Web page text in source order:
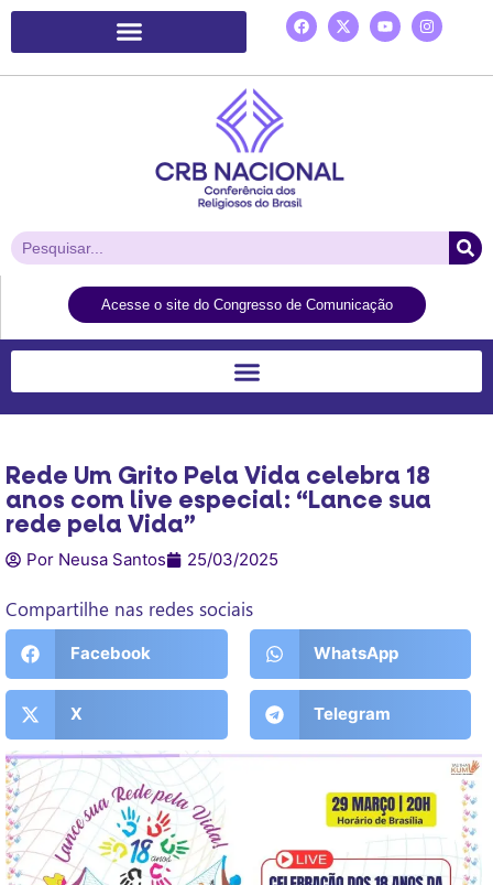
Acesse o site do Congresso de Comunicação
Rede Um Grito Pela Vida celebra 18
anos com live especial: “Lance sua
rede pela Vida”
Por Neusa Santos 25/03/2025
Compartilhe nas redes sociais
Facebook WhatsApp
X Telegram